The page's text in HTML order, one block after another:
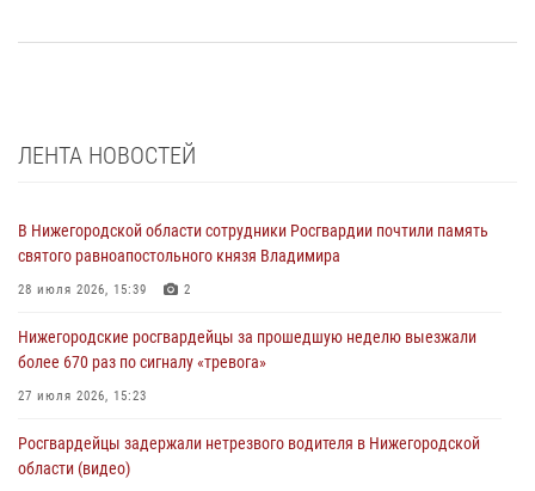
ЛЕНТА НОВОСТЕЙ
В Нижегородской области сотрудники Росгвардии почтили память
святого равноапостольного князя Владимира
28 июля 2026, 15:39 2
Нижегородские росгвардейцы за прошедшую неделю выезжали
более 670 раз по сигналу «тревога»
27 июля 2026, 15:23
Росгвардейцы задержали нетрезвого водителя в Нижегородской
области (видео)